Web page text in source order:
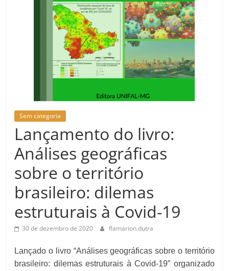
Sem categoria
Lançamento do livro:
Análises geográficas
sobre o território
brasileiro: dilemas
estruturais à Covid-19
30 de dezembro de 2020 flamarion.dutra
Lançado o livro “Análises geográficas sobre o território
brasileiro: dilemas estruturais à Covid-19” organizado